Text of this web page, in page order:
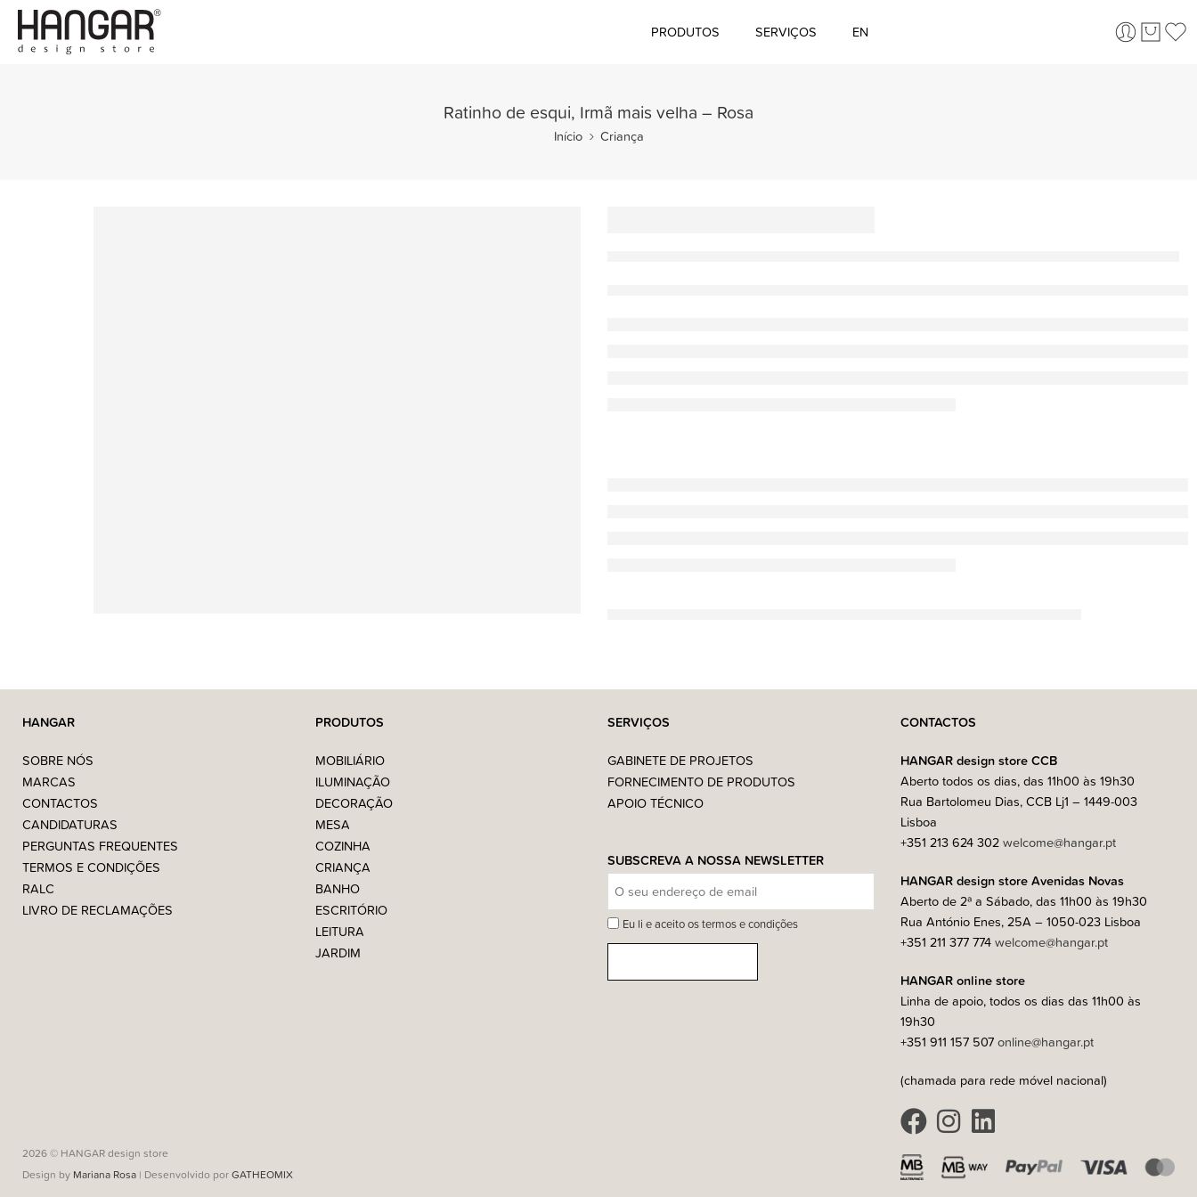
PRODUTOS SERVIÇOS EN
Ratinho de esqui, Irmã mais velha – Rosa
Início Criança
HANGAR
SOBRE NÓS
MARCAS
CONTACTOS
CANDIDATURAS
PERGUNTAS FREQUENTES
TERMOS E CONDIÇÕES
RALC
LIVRO DE RECLAMAÇÕES
PRODUTOS
MOBILIÁRIO
ILUMINAÇÃO
DECORAÇÃO
MESA
COZINHA
CRIANÇA
BANHO
ESCRITÓRIO
LEITURA
JARDIM
SERVIÇOS
GABINETE DE PROJETOS
FORNECIMENTO DE PRODUTOS
APOIO TÉCNICO
SUBSCREVA A NOSSA NEWSLETTER
Eu li e aceito os termos e condições
CONTACTOS
HANGAR design store CCB
Aberto todos os dias, das 11h00 às 19h30
Rua Bartolomeu Dias, CCB Lj1 – 1449-003
Lisboa
+351 213 624 302welcome@hangar.pt
HANGAR design store Avenidas Novas
Aberto de 2ª a Sábado, das 11h00 às 19h30
Rua António Enes, 25A – 1050-023 Lisboa
+351 211 377 774welcome@hangar.pt
HANGAR online store
Linha de apoio, todos os dias das 11h00 às
19h30
+351 911 157 507online@hangar.pt
(chamada para rede móvel nacional)
2026 © HANGAR design store
Design by Mariana Rosa | Desenvolvido porGATHEOMIX